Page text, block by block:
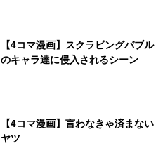
【4コマ漫画】スクラビングバブル
のキャラ達に侵入されるシーン
【4コマ漫画】言わなきゃ済まない
ヤツ